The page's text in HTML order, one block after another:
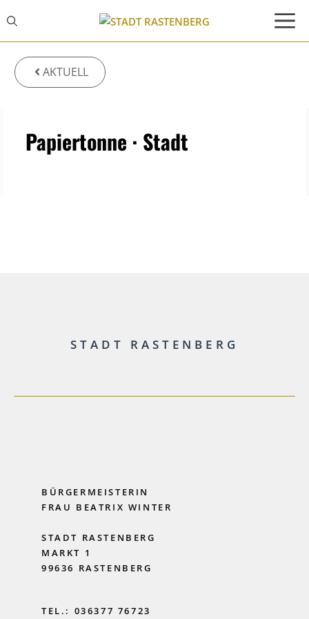
Inhalt
springen
AKTUELL
Papiertonne · Stadt
STADT RASTENBERG
BÜRGERMEISTERIN
FRAU BEATRIX WINTER
STADT RASTENBERG
MARKT 1
99636 RASTENBERG
TEL.: 036377 76723